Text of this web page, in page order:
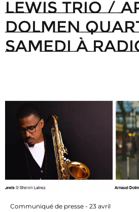
Lewis Trio /
Dolmen
samedi à
Communiqué de presse - 23 avril